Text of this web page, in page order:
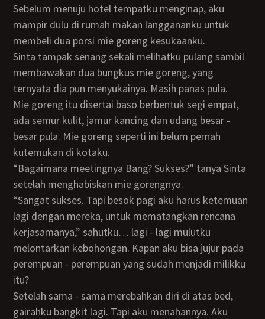
Sebelum menuju hotel tempatku menginap, aku
mampir dulu di rumah makan langgananku untuk
membeli dua porsi mie goreng kesukaanku.
Sinta tampak senang sekali melihatku pulang sambil
membawakan dua bungkus mie goreng, yang
ternyata dia pun menyukainya. Masih panas pula.
Mie goreng itu disertai baso berbentuk segi empat,
ada semur kulit, jamur kancing dan udang besar -
besar pula. Mie goreng seperti ini belum pernah
kutemukan di kotaku.
“Bagaimana meetingnya Bang? Sukses?” tanya Sinta
setelah menghabiskan mie gorengnya.
“Sangat sukses. Tapi besok pagi aku harus ketemuan
lagi dengan mereka, untuk mematangkan rencana
kerjasamanya,” sahutku… lagi - lagi mulutku
melontarkan kebohongan. Kapan aku bisa jujur pada
perempuan - perempuan yang sudah menjadi milikku
itu?
Setelah sama - sama merebahkan diri di atas bed,
gairahku bangkit lagi. Tapi aku menahannya. Aku